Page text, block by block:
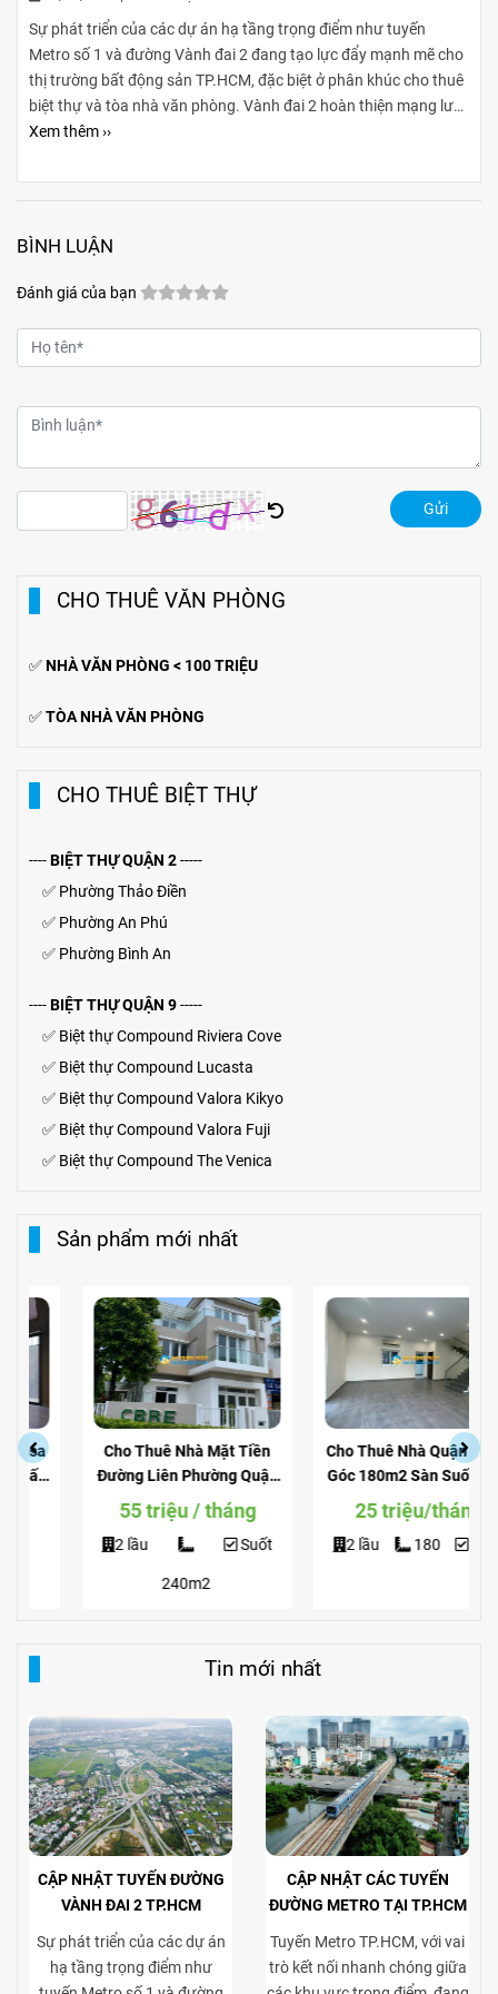
Sự phát triển của các dự án hạ tầng trọng điểm như tuyến
Metro số 1 và đường Vành đai 2 đang tạo lực đẩy mạnh mẽ cho
thị trường bất động sản TP.HCM, đặc biệt ở phân khúc cho thuê
biệt thự và tòa nhà văn phòng. Vành đai 2 hoàn thiện mạng lưới
giao thông liên vùng, rút ngắn thời gian di chuyển từ ngoại
khu đô thị mới, khu biệt thự cao cấp và cụm văn phòng ở những
đồng bộ đang tạo ra biên độ tăng giá và tiềm năng khai thác
cho thuê bền vững cho các loại hình bất động sản này.
Xem thêm ››
BÌNH LUẬN
Đánh giá của bạn
Gửi
CHO THUÊ VĂN PHÒNG
✅NHÀ VĂN PHÒNG < 100 TRIỆU
✅TÒA NHÀ VĂN PHÒNG
CHO THUÊ BIỆT THỰ
----BIỆT THỰ QUẬN 2-----
✅ Phường Thảo Điền
✅ Phường An Phú
✅ Phường Bình An
----BIỆT THỰ QUẬN 9-----
✅ Biệt thự Compound Riviera Cove
✅ Biệt thựCompound Lucasta
✅ Biệt thựCompound Valora Kikyo
✅ Biệt thự Compound Valora Fuji
✅ Biệt thự Compound The Venica
Sản phẩm mới nhất
Cho Thuê Nhà Mặt Tiền
Đường Liên Phường Quận
9 Căn Góc Làm Văn Phòng
55 triệu / tháng
Suốt
Cho Thuê Nhà Quận 9 Căn
Góc 180m2 Sàn Suốt Làm
Văn Phòng
25 triệu/tháng
180 Suốt
Tin mới nhất
CẬP NHẬT TUYẾN ĐƯỜNG
VÀNH ĐAI 2 TP.HCM
Sự phát triển của các dự án
hạ tầng trọng điểm như
CẬP NHẬT CÁC TUYẾN
ĐƯỜNG METRO TẠI TP.HCM
Tuyến Metro TP.HCM, với vai
trò kết nối nhanh chóng giữa